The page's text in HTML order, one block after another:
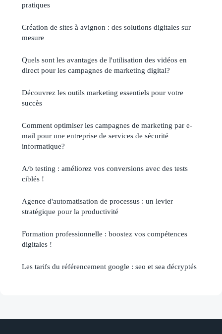
pratiques
Création de sites à avignon : des solutions digitales sur
mesure
Quels sont les avantages de l'utilisation des vidéos en
direct pour les campagnes de marketing digital?
Découvrez les outils marketing essentiels pour votre
succès
Comment optimiser les campagnes de marketing par e-
mail pour une entreprise de services de sécurité
informatique?
A/b testing : améliorez vos conversions avec des tests
ciblés !
Agence d'automatisation de processus : un levier
stratégique pour la productivité
Formation professionnelle : boostez vos compétences
digitales !
Les tarifs du référencement google : seo et sea décryptés